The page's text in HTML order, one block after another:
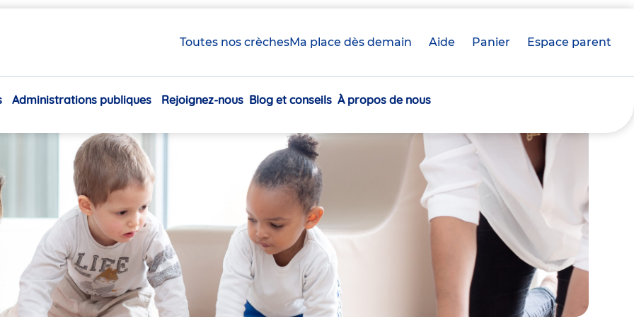
Toutes nos crèchesMa place dès demain Aide Panier crèche(s)
Espace parent
Navigation
Administrations publiques Rejoignez-nous Blog et conseils À propos de nous